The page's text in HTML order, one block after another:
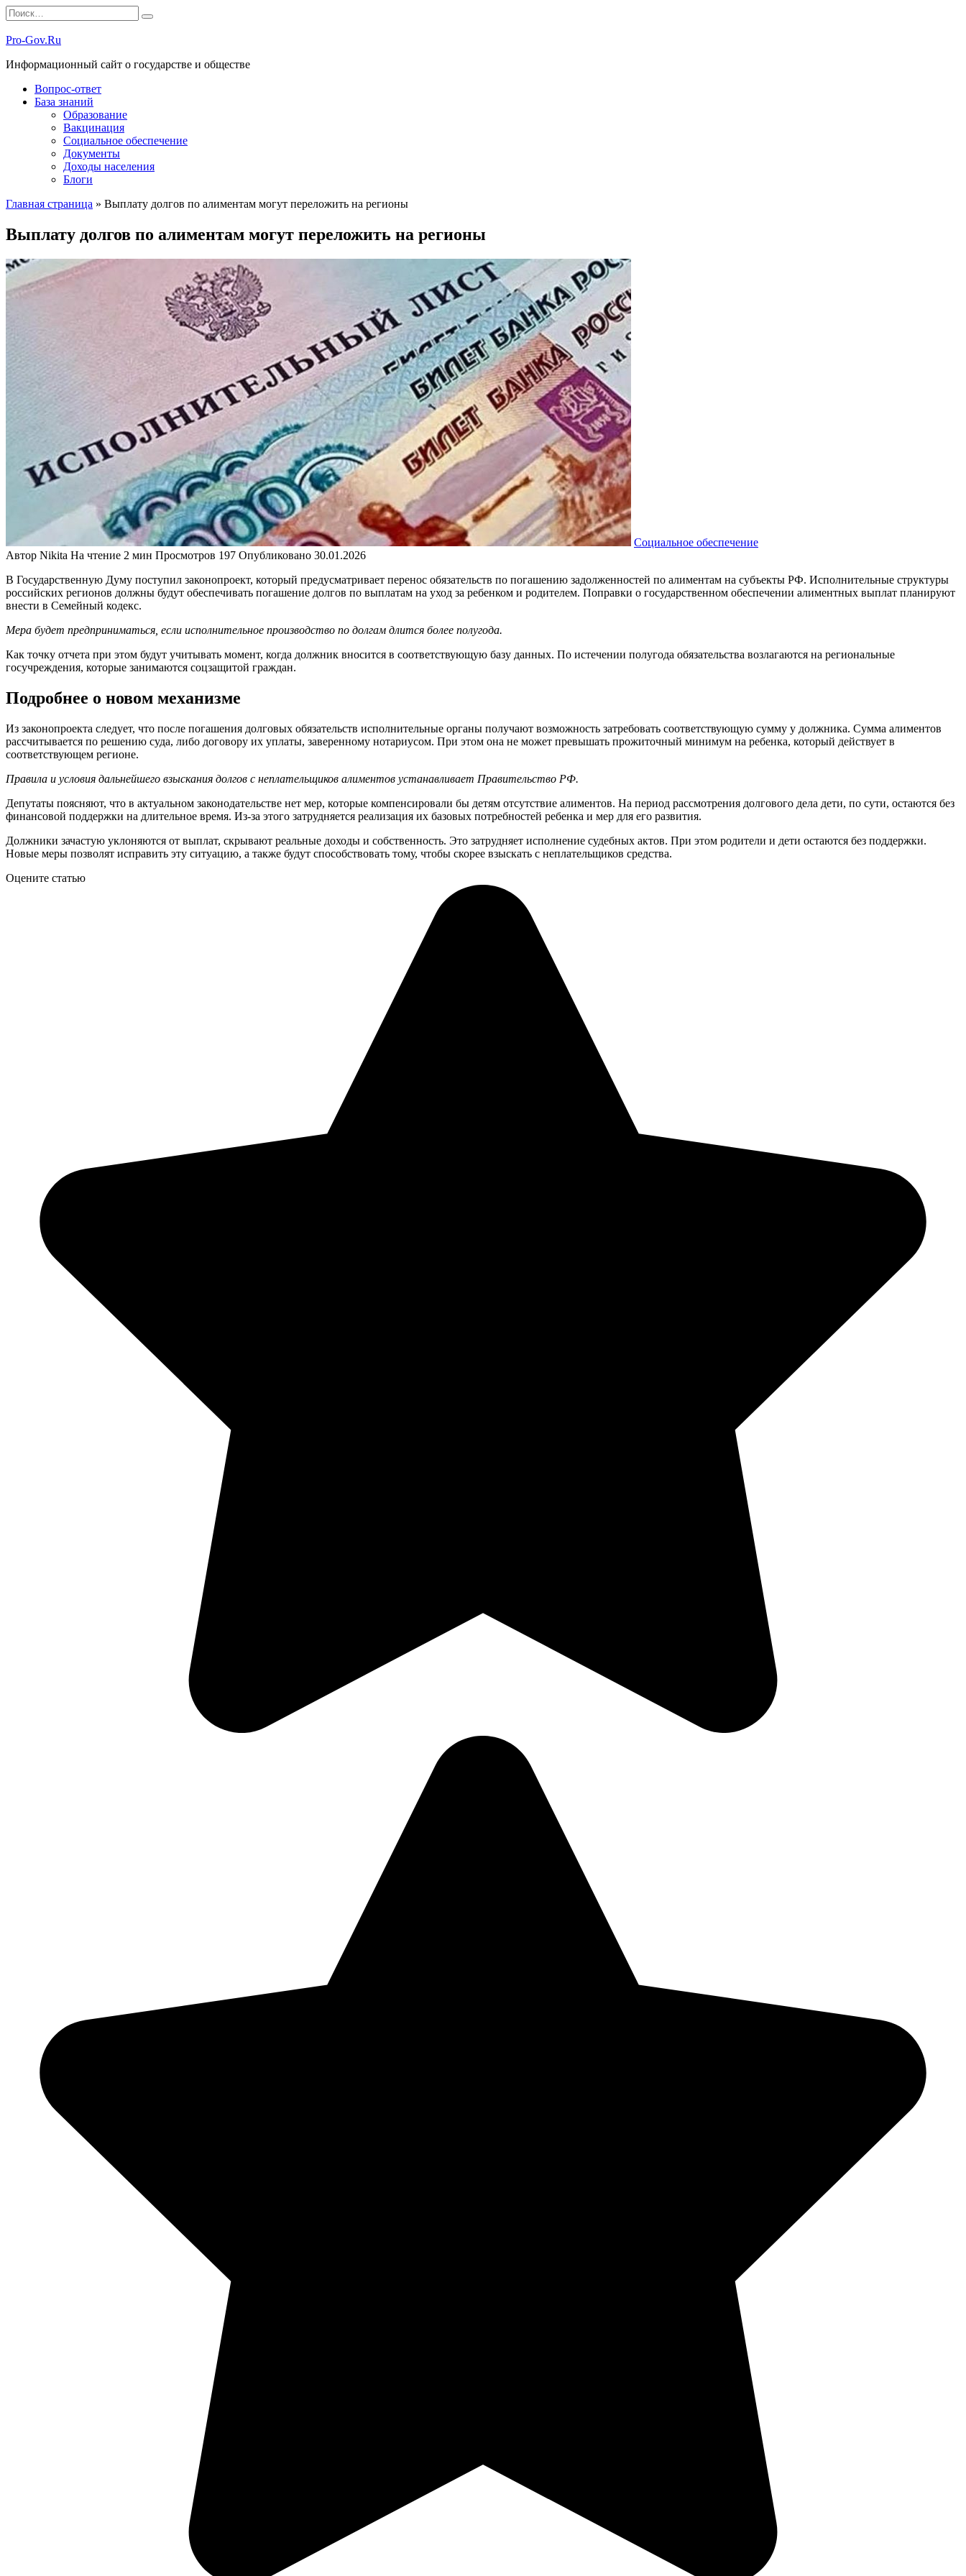
Перейти
к
содержанию
Search
for:
Pro-Gov.Ru
Информационный сайт о государстве и обществе
Вопрос-ответ
База знаний
Образование
Вакцинация
Социальное обеспечение
Документы
Доходы населения
Блоги
Главная страница » Выплату долгов по алиментам могут переложить на регионы
Выплату долгов по алиментам могут переложить на регионы
Социальное обеспечение
Автор Nikita На чтение 2 мин Просмотров 197 Опубликовано 30.01.2026
В Государственную Думу поступил законопроект, который предусматривает перенос обязательств по погашению задолженностей по алиментам на субъекты РФ. Исполнительные структуры
российских регионов должны будут обеспечивать погашение долгов по выплатам на уход за ребенком и родителем. Поправки о государственном обеспечении алиментных выплат планируют
внести в Семейный кодекс.
Мера будет предприниматься, если исполнительное производство по долгам длится более полугода.
Как точку отчета при этом будут учитывать момент, когда должник вносится в соответствующую базу данных. По истечении полугода обязательства возлагаются на региональные
госучреждения, которые занимаются соцзащитой граждан.
Подробнее о новом механизме
Из законопроекта следует, что после погашения долговых обязательств исполнительные органы получают возможность затребовать соответствующую сумму у должника. Сумма алиментов
рассчитывается по решению суда, либо договору их уплаты, заверенному нотариусом. При этом она не может превышать прожиточный минимум на ребенка, который действует в
соответствующем регионе.
Правила и условия дальнейшего взыскания долгов с неплательщиков алиментов устанавливает Правительство РФ.
Депутаты поясняют, что в актуальном законодательстве нет мер, которые компенсировали бы детям отсутствие алиментов. На период рассмотрения долгового дела дети, по сути, остаются без
финансовой поддержки на длительное время. Из-за этого затрудняется реализация их базовых потребностей ребенка и мер для его развития.
Должники зачастую уклоняются от выплат, скрывают реальные доходы и собственность. Это затрудняет исполнение судебных актов. При этом родители и дети остаются без поддержки.
Новые меры позволят исправить эту ситуацию, а также будут способствовать тому, чтобы скорее взыскать с неплательщиков средства.
Оцените статью